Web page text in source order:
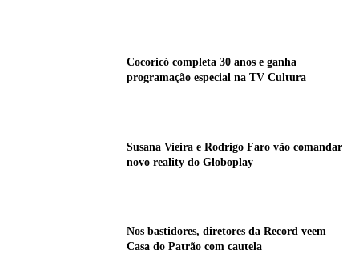
Cocoricó completa 30 anos e ganha
programação especial na TV Cultura
Susana Vieira e Rodrigo Faro vão comandar
novo reality do Globoplay
Nos bastidores, diretores da Record veem
Casa do Patrão com cautela